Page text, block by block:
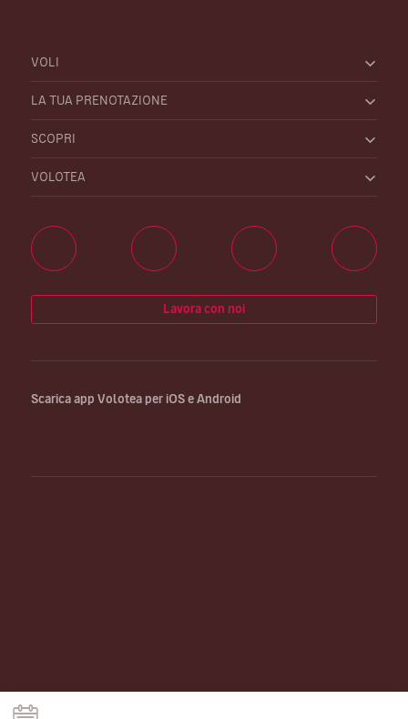
VOLI
LA TUA PRENOTAZIONE
SCOPRI
VOLOTEA
Lavora con noi
Scarica app Volotea per iOS e Android